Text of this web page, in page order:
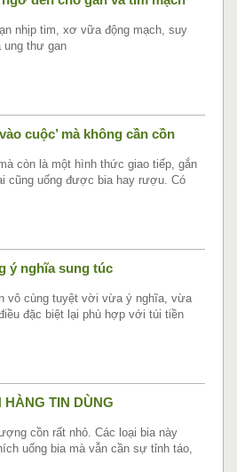
nhịp tim, xơ vữa động mạch, suy
ung thư gan
cuộc’ mà không cần cồn
còn là một hình thức giao tiếp, gắn
cũng uống được bia hay rượu. Có
ý nghĩa sung túc
vô cùng tuyệt vời vừa ý nghĩa, vừa
đặc biệt lại phù hợp với túi tiền
TIN DÙNG
cồn rất nhỏ. Các loại bia này
uống bia mà vẫn cần sự tỉnh táo,